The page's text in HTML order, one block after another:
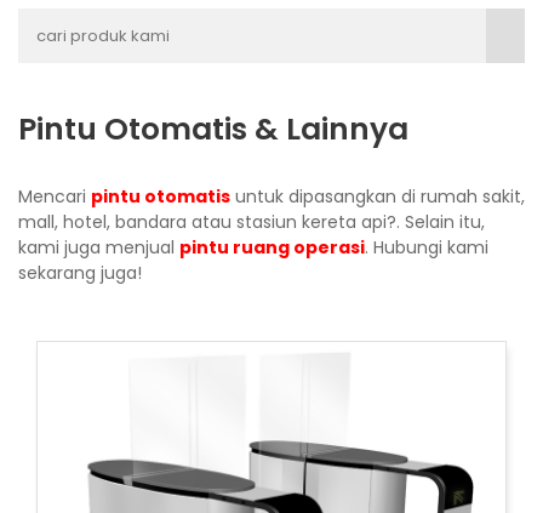
Pintu Otomatis & Lainnya
Mencari pintu otomatis untuk dipasangkan di rumah sakit,
mall, hotel, bandara atau stasiun kereta api?. Selain itu,
kami juga menjual pintu ruang operasi. Hubungi kami
sekarang juga!